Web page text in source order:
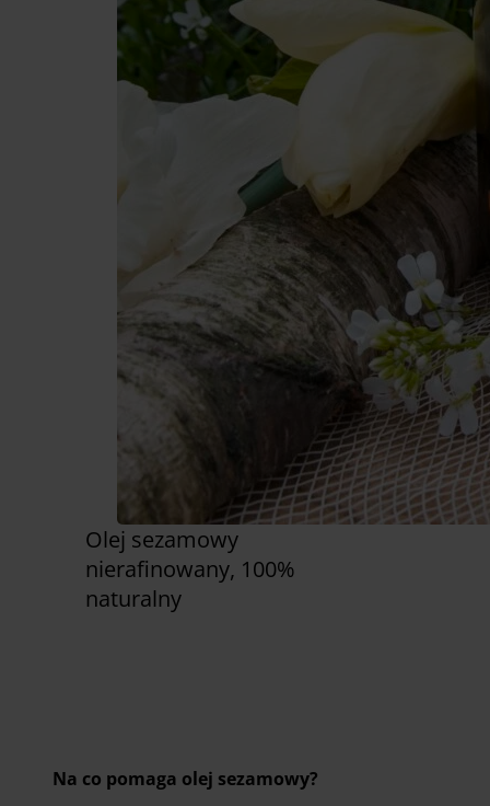
Olej sezamowy
nierafinowany, 100%
naturalny
Na co pomaga olej sezamowy?